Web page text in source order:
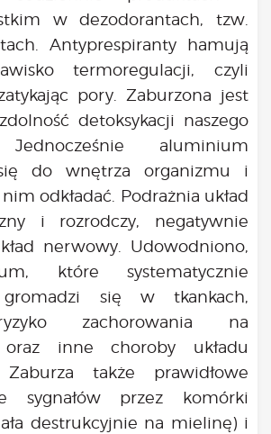
w dezodorantach, tzw.
Antyprespiranty hamują
termoregulacji, czyli
pory. Zaburzona jest
detoksykacji naszego
aluminium
do wnętrza organizmu i
odkładać. Podrażnia układ
i rozrodczy, negatywnie
nerwowy. Udowodniono,
które systematycznie
gromadzi się w tkankach,
zachorowania na
oraz inne choroby układu
Zaburza także prawidłowe
sygnałów przez komórki
destrukcyjnie na mielinę) i